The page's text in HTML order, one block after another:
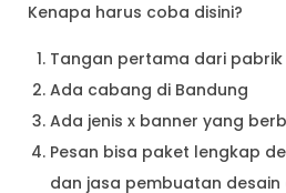
Kenapa harus coba disini?
Tangan pertama dari pabrik
Ada cabang di Bandung
Ada jenis x banner yang
Pesan bisa paket lengkap
dan jasa pembuatan